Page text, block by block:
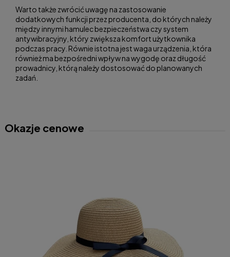
Warto także zwrócić uwagę na zastosowanie
dodatkowych funkcji przez producenta, do których należy
między innymi hamulec bezpieczeństwa czy system
antywibracyjny, który zwiększa komfort użytkownika
podczas pracy. Równie istotna jest waga urządzenia, która
również ma bezpośredni wpływ na wygodę oraz długość
prowadnicy, którą należy dostosować do planowanych
zadań.
Okazje cenowe